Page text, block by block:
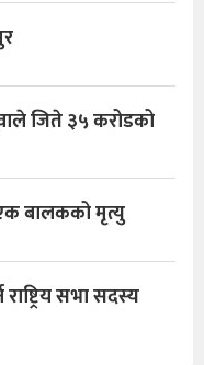
जिते ३५ करोडको
बालकको मृत्यु
सभा सदस्य